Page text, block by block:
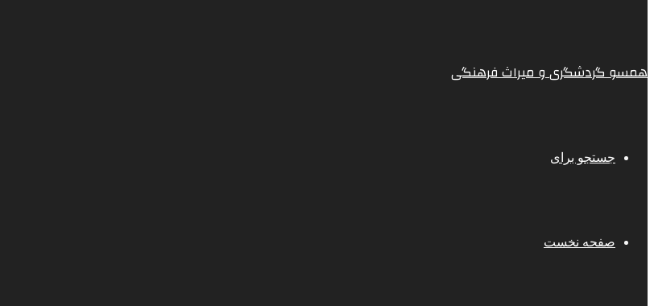
همسو گردشگری و میراث فرهنگی
جستجو برای
صفحه نخست